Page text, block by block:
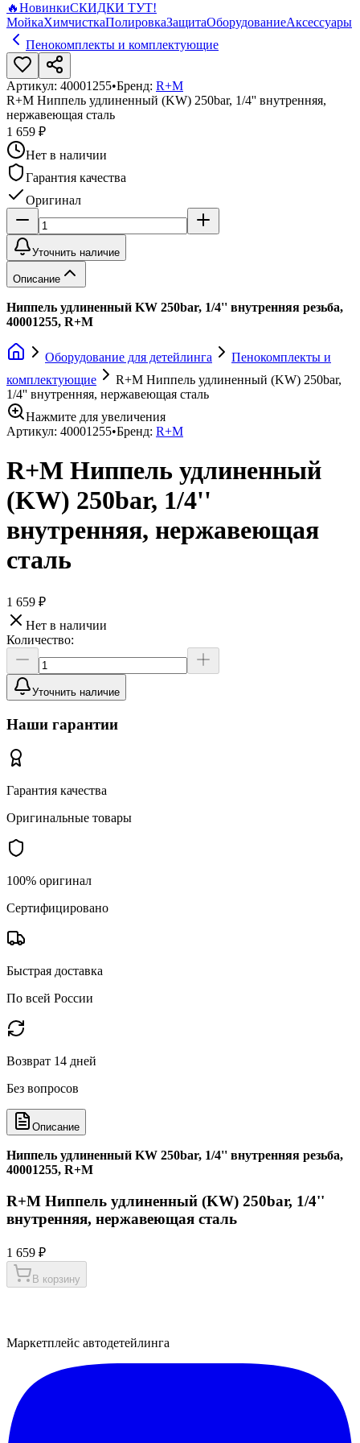
🔥НовинкиСКИДКИ ТУТ!
МойкаХимчисткаПолировкаЗащитаОборудованиеАксессуары
Пенокомплекты и комплектующие
Артикул: 40001255•Бренд: R+M
R+M Ниппель удлиненный (KW) 250bar, 1/4'' внутренняя,
нержавеющая сталь
1 659 ₽
Нет в наличии
Гарантия качества
Оригинал
Уточнить наличие
Описание
Ниппель удлиненный KW 250bar, 1/4'' внутренняя резьба,
40001255, R+M
Оборудование для детейлинга
Пенокомплекты и
комплектующие
R+M Ниппель удлиненный (KW) 250bar,
1/4'' внутренняя, нержавеющая сталь
Нажмите для увеличения
Артикул: 40001255•Бренд: R+M
R+M Ниппель удлиненный
(KW) 250bar, 1/4''
внутренняя, нержавеющая
сталь
1 659 ₽
Нет в наличии
Количество:
Уточнить наличие
Наши гарантии
Гарантия качества
Оригинальные товары
100% оригинал
Сертифицировано
Быстрая доставка
По всей России
Возврат 14 дней
Без вопросов
Описание
Ниппель удлиненный KW 250bar, 1/4'' внутренняя резьба,
40001255, R+M
R+M Ниппель удлиненный (KW) 250bar, 1/4''
внутренняя, нержавеющая сталь
1 659 ₽
В корзину
Маркетплейс автодетейлинга